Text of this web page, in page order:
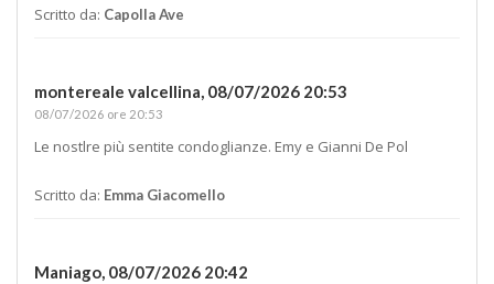
Scritto da: Capolla Ave
montereale valcellina, 08/07/2026 20:53
08/07/2026 ore 20:53
Le nostlre più sentite condoglianze. Emy e Gianni De Pol
Scritto da: Emma Giacomello
Maniago, 08/07/2026 20:42